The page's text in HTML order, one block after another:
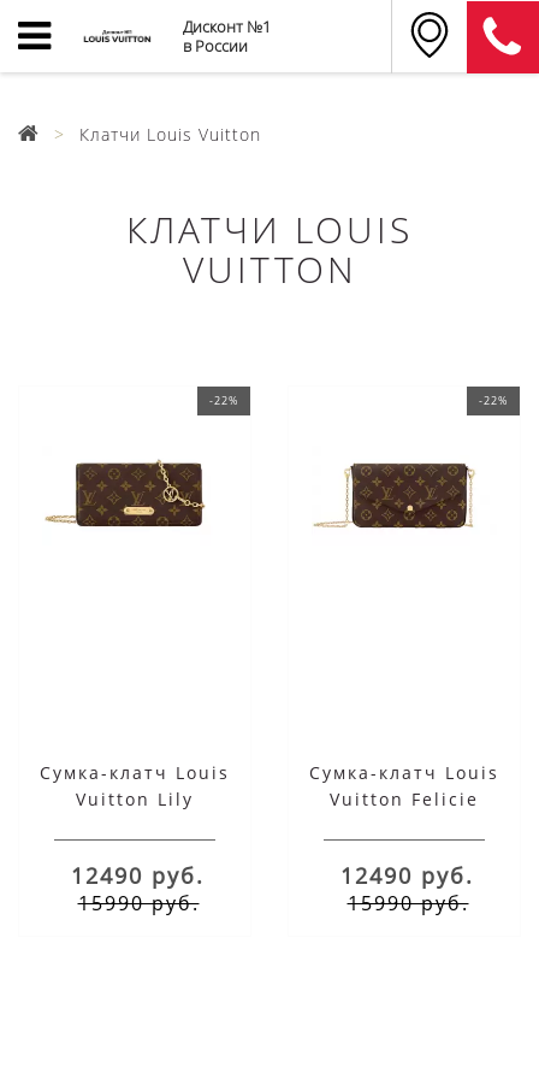
Дисконт №1
в России
Клатчи Louis Vuitton
КЛАТЧИ LOUIS
VUITTON
-22%
Сумка-клатч Louis
Vuitton Lily
12490 руб.
15990 руб.
-22%
Сумка-клатч Louis
Vuitton Felicie
12490 руб.
15990 руб.